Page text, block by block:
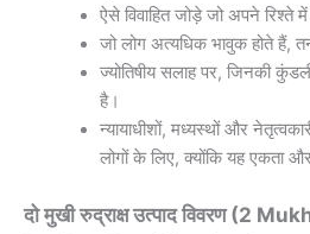
ऐसे विवाहित जोड़े जो अपने रिश्ते
जो लोग अत्यधिक भावुक होते हैं,
ज्योतिषीय सलाह पर, जिनकी
है।
न्यायाधीशों, मध्यस्थों और
लोगों के लिए, क्योंकि यह एकता
दो मुखी रुद्राक्ष उत्पाद विवरण (2